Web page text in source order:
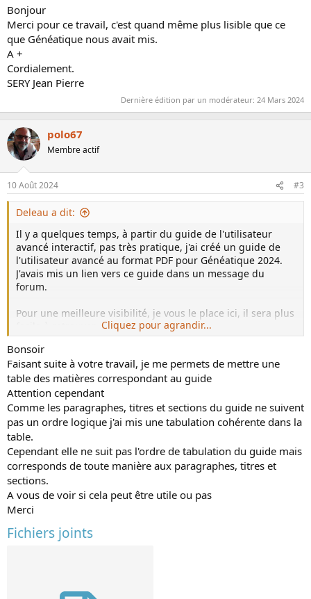
Pour télécharger ce guide, cliquez sur le lien suivant :
Guide de l'utilisateur avancé - Geneatique 2024
Bonjour
Merci pour ce travail, c'est quand même plus lisible que ce
que Généatique nous avait mis.
A +
Cordialement.
SERY Jean Pierre
Dernière édition par un modérateur: 24 Mars 2024
polo67
Membre actif
10 Août 2024 #3
Deleau a dit:
Il y a quelques temps, à partir du guide de l'utilisateur
avancé interactif, pas très pratique, j'ai créé un guide de
l'utilisateur avancé au format PDF pour Généatique 2024.
J'avais mis un lien vers ce guide dans un message du
forum.
Pour une meilleure visibilité, je vous le place ici, il sera plus
Pour télécharger ce guide, cliquez sur le lien suivant :
Guide de l'utilisateur avancé - Geneatique 2024
Cliquez pour agrandir...
Bonsoir
Faisant suite à votre travail, je me permets de mettre une
table des matières correspondant au guide
Attention cependant
Comme les paragraphes, titres et sections du guide ne suivent
pas un ordre logique j'ai mis une tabulation cohérente dans la
table.
Cependant elle ne suit pas l'ordre de tabulation du guide mais
corresponds de toute manière aux paragraphes, titres et
sections.
A vous de voir si cela peut être utile ou pas
Merci
Fichiers joints